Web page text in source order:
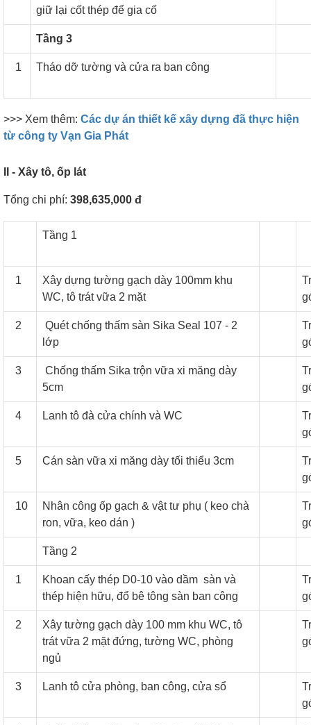
giữ lại cốt thép để gia cố
Tầng 3
1 Tháo dỡ tường và cửa ra ban công
>>> Xem thêm: Các dự án thiết kế xây dựng đã thực hiện
từ công ty Vạn Gia Phát
II - Xây tô, ốp lát
Tổng chi phí: 398,635,000 đ
Tầng 1
1
Xây dựng tường gạch dày 100mm khu
WC, tô trát vữa 2 mặt
2
Quét chống thấm sàn Sika Seal 107 - 2
lớp
3
Chống thấm Sika trộn vữa xi măng dày
5cm
4 Lanh tô đà cửa chính và WC
5 Cán sàn vữa xi măng dày tối thiểu 3cm
10
Nhân công ốp gạch & vật tư phụ ( keo chà
ron, vữa, keo dán )
Tầng 2
1
Khoan cấy thép D0-10 vào dầm sàn và
thép hiện hữu, đổ bê tông sàn ban công
2
Xây tường gạch dày 100 mm khu WC, tô
trát vữa 2 mặt đứng, tường WC, phòng
ngủ
3 Lanh tô cửa phòng, ban công, cửa sổ